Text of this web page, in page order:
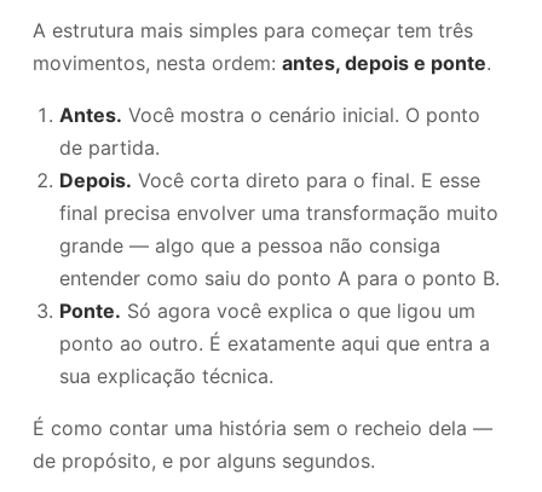
A estrutura mais simples para começar tem três
movimentos, nesta ordem: antes, depois e ponte.
Antes. Você mostra o cenário inicial. O ponto
de partida.
Depois. Você corta direto para o final. E esse
final precisa envolver uma transformação muito
grande — algo que a pessoa não consiga
entender como saiu do ponto A para o ponto B.
Ponte. Só agora você explica o que ligou um
ponto ao outro. É exatamente aqui que entra a
sua explicação técnica.
É como contar uma história sem o recheio dela —
de propósito, e por alguns segundos.